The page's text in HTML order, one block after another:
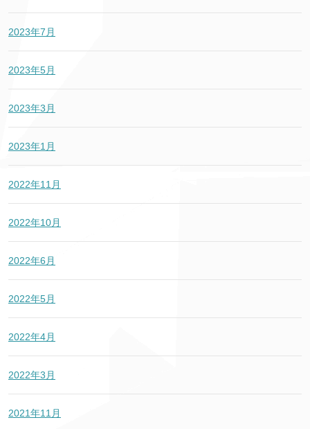
2023年7月
2023年5月
2023年3月
2023年1月
2022年11月
2022年10月
2022年6月
2022年5月
2022年4月
2022年3月
2021年11月